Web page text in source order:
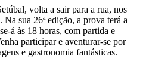
volta a sair para a rua, nos
sua 26ª edição, a prova terá a
á às 18 horas, com partida e
participar e aventurar-se por
e gastronomia fantásticas.